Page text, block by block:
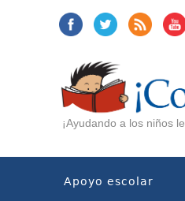
¡Ayudando a los niños
Apoyo escolar